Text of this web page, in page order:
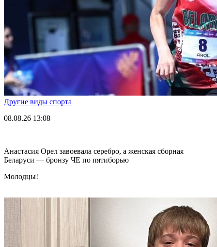
Другие виды спорта
08.08.26 13:08
Анастасия Орел завоевала серебро, а женская сборная
Беларуси — бронзу ЧЕ по пятиборью
Молодцы!